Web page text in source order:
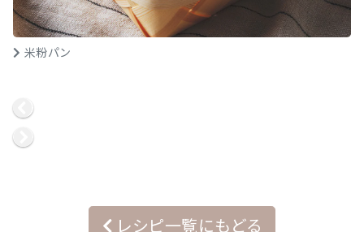
米粉パン
レシピ一覧にもどる